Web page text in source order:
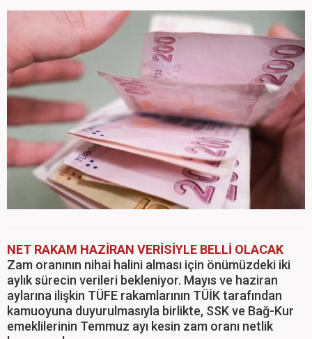
NET RAKAM HAZİRAN VERİSİYLE BELLİ OLACAK
Zam oranının nihai halini alması için önümüzdeki iki
aylık sürecin verileri bekleniyor. Mayıs ve haziran
aylarına ilişkin TÜFE rakamlarının TÜİK tarafından
kamuoyuna duyurulmasıyla birlikte, SSK ve Bağ-Kur
emeklilerinin Temmuz ayı kesin zam oranı netlik